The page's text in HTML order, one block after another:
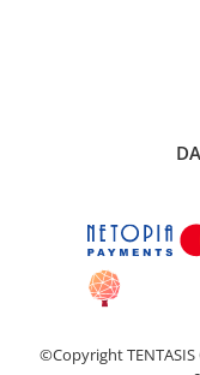
Aparate de spalat cu
Baterii baie
Baterii bucatarie
Baterii cada
Baterii lavoar
©Copyright TENTASIS